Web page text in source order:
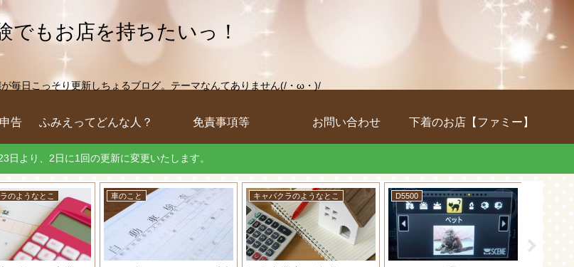
でもお店を持ちたいっ！
毎日こっそり更新しちょるブログ。テーマなんてありません(/・ω・)/
告 ふみえってどんな人？ 免責事項等 お問い合わせ 下着のお店【ファミー】
日より、2日に1回の更新に変更いたします。
のようなとこ 住宅 キャバクラのようなとこ 車のこと